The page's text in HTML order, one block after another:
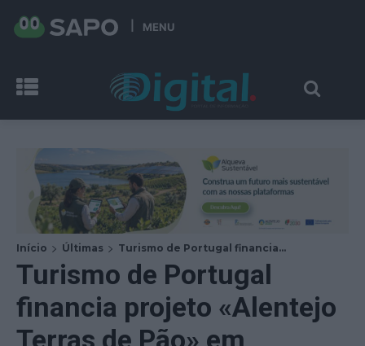
MENU
Início Últimas Turismo de Portugal financia...
Turismo de Portugal
financia projeto «Alentejo
Terras de Pão» em